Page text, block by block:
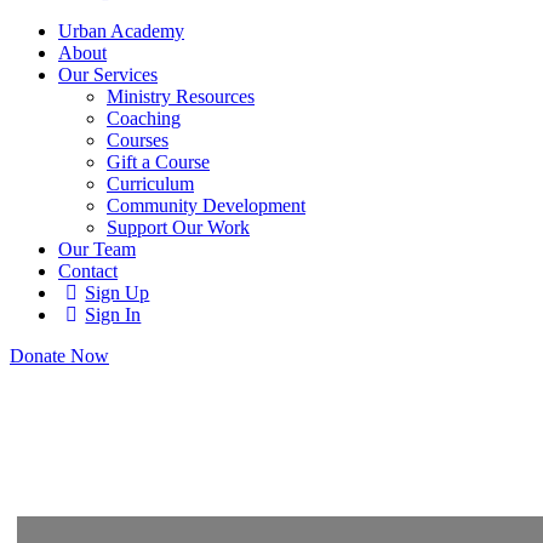
Urban Academy
About
Our Services
Ministry Resources
Coaching
Courses
Gift a Course
Curriculum
Community Development
Support Our Work
Our Team
Contact
Sign Up
Sign In
Donate Now